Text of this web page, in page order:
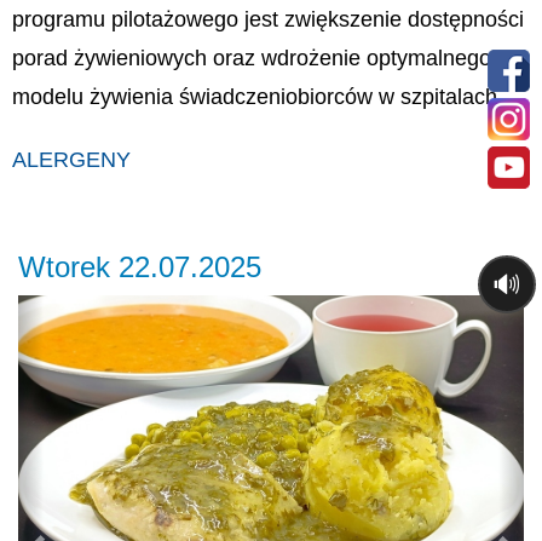
programu pilotażowego jest zwiększenie dostępności
porad żywieniowych oraz wdrożenie optymalnego
modelu żywienia świadczeniobiorców w szpitalach.
ALERGENY
Wtorek 22.07.2025
Previous
🔊